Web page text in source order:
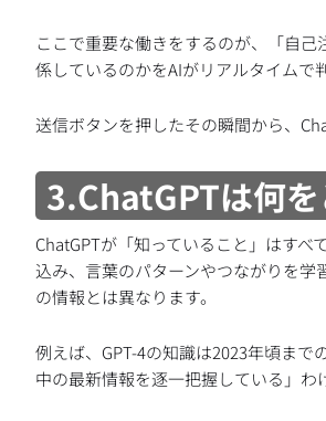
ここで重要な働きをするのが、「自
係しているのかをAIがリアルタイムで
送信ボタンを押したその瞬間から、
3.ChatGPTは何
ChatGPTが「知っていること」はす
込み、言葉のパターンやつながりを
の情報とは異なります。
例えば、GPT-4の知識は2023年頃ま
中の最新情報を逐一把握している」わ